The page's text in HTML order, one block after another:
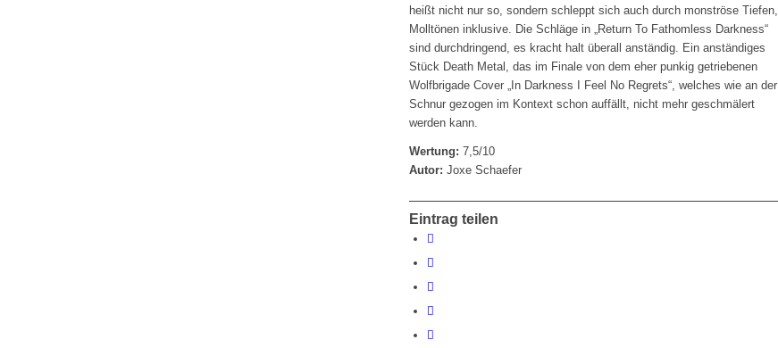
heißt nicht nur so, sondern schleppt sich auch durch monströse Tiefen,
Molltönen inklusive. Die Schläge in „Return To Fathomless Darkness“
sind durchdringend, es kracht halt überall anständig. Ein anständiges
Stück Death Metal, das im Finale von dem eher punkig getriebenen
Wolfbrigade Cover „In Darkness I Feel No Regrets“, welches wie an der
Schnur gezogen im Kontext schon auffällt, nicht mehr geschmälert
werden kann.
Wertung: 7,5/10
Autor: Joxe Schaefer
Eintrag teilen